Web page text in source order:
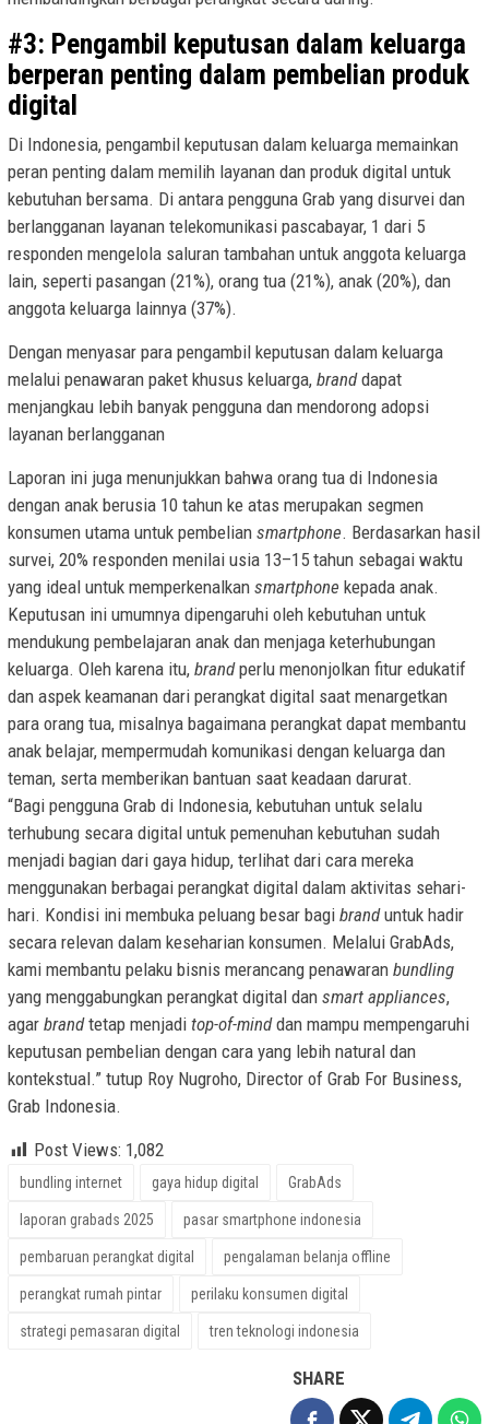
#3: Pengambil keputusan dalam keluarga
berperan penting dalam pembelian produk
digital
Di Indonesia, pengambil keputusan dalam keluarga memainkan
peran penting dalam memilih layanan dan produk digital untuk
kebutuhan bersama. Di antara pengguna Grab yang disurvei dan
berlangganan layanan telekomunikasi pascabayar, 1 dari 5
responden mengelola saluran tambahan untuk anggota keluarga
lain, seperti pasangan (21%), orang tua (21%), anak (20%), dan
anggota keluarga lainnya (37%).
Dengan menyasar para pengambil keputusan dalam keluarga
melalui penawaran paket khusus keluarga, branddapat
menjangkau lebih banyak pengguna dan mendorong adopsi
layanan berlangganan
Laporan ini juga menunjukkan bahwa orang tua di Indonesia
dengan anak berusia 10 tahun ke atas merupakan segmen
konsumen utama untuk pembelian smartphone. Berdasarkan hasil
survei, 20% responden menilai usia 13–15 tahun sebagai waktu
yang ideal untuk memperkenalkan smartphone kepada anak.
Keputusan ini umumnya dipengaruhi oleh kebutuhan untuk
mendukung pembelajaran anak dan menjaga keterhubungan
keluarga. Oleh karena itu, brandperlu menonjolkan fitur edukatif
dan aspek keamanan dari perangkat digital saat menargetkan
para orang tua, misalnya bagaimana perangkat dapat membantu
anak belajar, mempermudah komunikasi dengan keluarga dan
teman, serta memberikan bantuan saat keadaan darurat.
“Bagi pengguna Grab di Indonesia, kebutuhan untuk selalu
terhubung secara digital untuk pemenuhan kebutuhan sudah
menjadi bagian dari gaya hidup, terlihat dari cara mereka
menggunakan berbagai perangkat digital dalam aktivitas sehari-
hari. Kondisi ini membuka peluang besar bagi branduntuk hadir
secara relevan dalam keseharian konsumen. Melalui GrabAds,
kami membantu pelaku bisnis merancang penawaran bundling
yang menggabungkan perangkat digital dan smart appliances,
agar brandtetap menjadi top-of-minddan mampu mempengaruhi
keputusan pembelian dengan cara yang lebih natural dan
kontekstual.” tutup Roy Nugroho, Director of Grab For Business,
Grab Indonesia.
Post Views: 1,082
bundling internet gaya hidup digital GrabAds
laporan grabads 2025 pasar smartphone indonesia
pembaruan perangkat digital pengalaman belanja offline
perangkat rumah pintar perilaku konsumen digital
strategi pemasaran digital tren teknologi indonesia
SHARE